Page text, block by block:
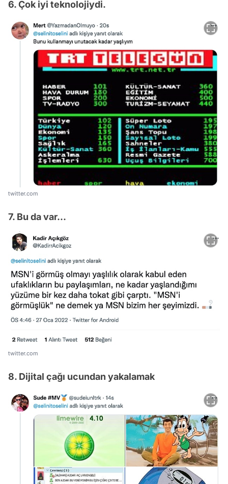
6. Çok iyi teknolojiydi.
twitter.com
7. Bu da var...
twitter.com
8. Dijital çağı ucundan yakalamak